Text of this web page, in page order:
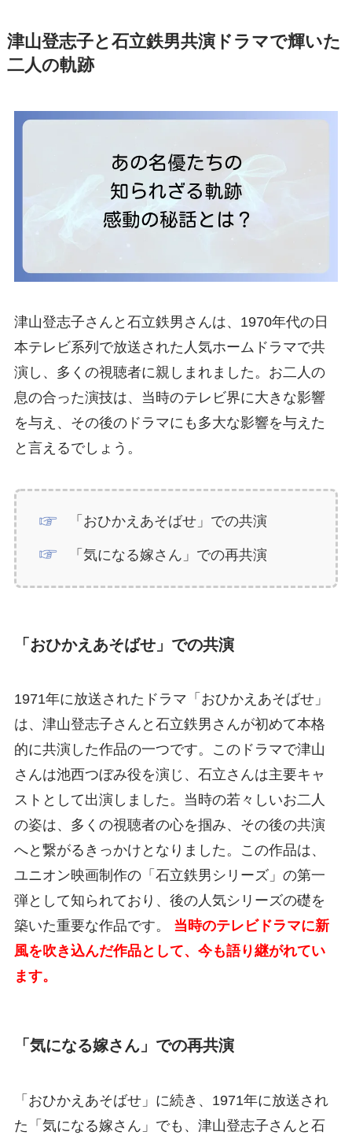
津山登志子と石立鉄男共演ドラマで輝いた
二人の軌跡
津山登志子さんと石立鉄男さんは、1970年代の日
本テレビ系列で放送された人気ホームドラマで共
演し、多くの視聴者に親しまれました。お二人の
息の合った演技は、当時のテレビ界に大きな影響
を与え、その後のドラマにも多大な影響を与えた
と言えるでしょう。
「おひかえあそばせ」での共演
「気になる嫁さん」での再共演
「おひかえあそばせ」での共演
1971年に放送されたドラマ「おひかえあそばせ」
は、津山登志子さんと石立鉄男さんが初めて本格
的に共演した作品の一つです。このドラマで津山
さんは池西つぼみ役を演じ、石立さんは主要キャ
ストとして出演しました。当時の若々しいお二人
の姿は、多くの視聴者の心を掴み、その後の共演
へと繋がるきっかけとなりました。この作品は、
ユニオン映画制作の「石立鉄男シリーズ」の第一
弾として知られており、後の人気シリーズの礎を
築いた重要な作品です。 当時のテレビドラマに新
風を吹き込んだ作品として、今も語り継がれてい
ます。
「気になる嫁さん」での再共演
「おひかえあそばせ」に続き、1971年に放送され
た「気になる嫁さん」でも、津山登志子さんと石